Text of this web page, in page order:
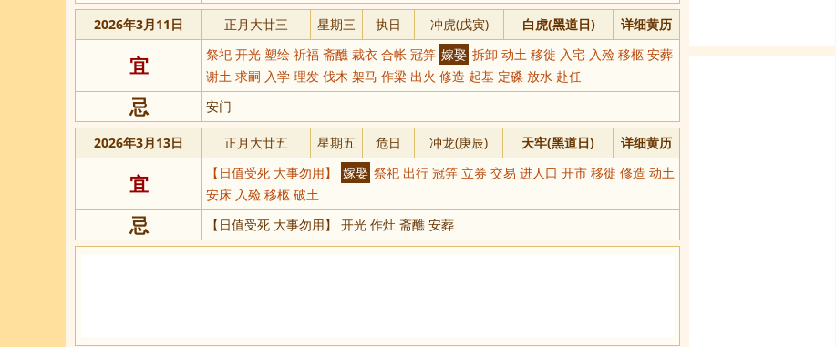
2026年3月11日 正月大廿三 星期三 执日 冲虎(戊寅) 白虎(黑道日) 详细黄历
宜 祭祀 开光 塑绘 祈福 斋醮 裁衣 合帐 冠笄 嫁娶 拆卸 动土 移徙 入宅 入殓 移柩 安葬
谢土 求嗣 入学 理发 伐木 架马 作梁 出火 修造 起基 定磉 放水 赴任
忌 安门
2026年3月13日 正月大廿五 星期五 危日 冲龙(庚辰) 天牢(黑道日) 详细黄历
宜 【日值受死 大事勿用】 嫁娶 祭祀 出行 冠笄 立券 交易 进人口 开市 移徙 修造 动土
安床 入殓 移柩 破土
忌 【日值受死 大事勿用】 开光 作灶 斋醮 安葬